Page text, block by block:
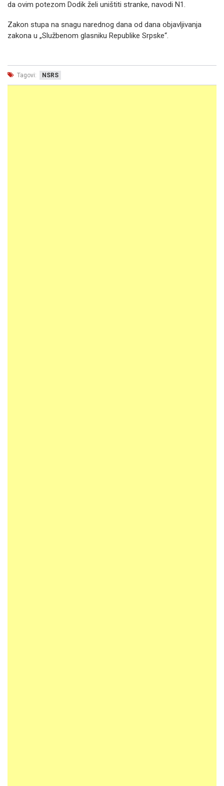
da ovim potezom Dodik želi uništiti stranke, navodi N1.
Zakon stupa na snagu narednog dana od dana objavljivanja
zakona u „Službenom glasniku Republike Srpske“.
Tagovi: NSRS